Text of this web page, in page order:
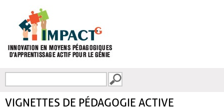
FORMULAIRE DE
VIGNETTES DE PÉDAGOGIE ACTIVE